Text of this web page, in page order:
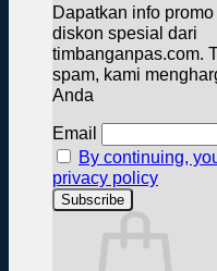
Dapatkan info promo
diskon spesial dari
timbanganpas.com.
spam, kami
Anda
Email
By continuing,
privacy policy